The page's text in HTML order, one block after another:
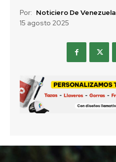
Por: Noticiero De Venezuela
15 agosto 2025